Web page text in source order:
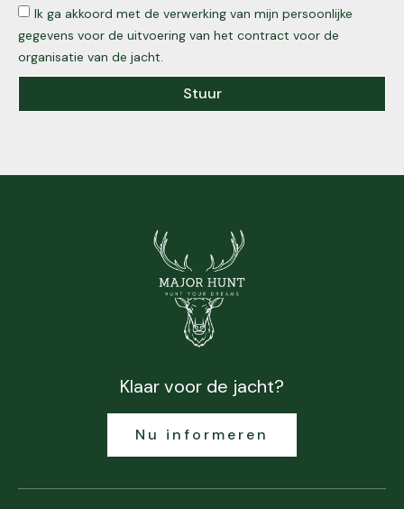
Ik ga akkoord met de verwerking van mijn persoonlijke
gegevens voor de uitvoering van het contract voor de
organisatie van de jacht.
Stuur
Klaar voor de jacht?
Nu informeren